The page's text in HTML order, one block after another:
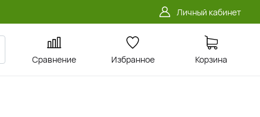
Личный кабинет
Сравнение Избранное Корзина